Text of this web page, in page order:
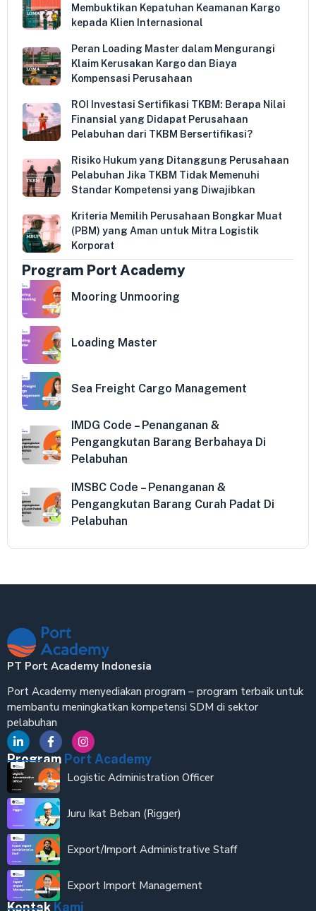
Membuktikan Kepatuhan Keamanan Kargo
kepada Klien Internasional
Peran Loading Master dalam Mengurangi
Klaim Kerusakan Kargo dan Biaya
Kompensasi Perusahaan
ROI Investasi Sertifikasi TKBM: Berapa Nilai
Finansial yang Didapat Perusahaan
Pelabuhan dari TKBM Bersertifikasi?
Risiko Hukum yang Ditanggung Perusahaan
Pelabuhan Jika TKBM Tidak Memenuhi
Standar Kompetensi yang Diwajibkan
Kriteria Memilih Perusahaan Bongkar Muat
(PBM) yang Aman untuk Mitra Logistik
Korporat
Program Port Academy
Mooring Unmooring
Loading Master
Sea Freight Cargo Management
IMDG Code – Penanganan &
Pengangkutan Barang Berbahaya Di
Pelabuhan
IMSBC Code – Penanganan &
Pengangkutan Barang Curah Padat Di
Pelabuhan
PT Port Academy Indonesia
Port Academy menyediakan program – program terbaik untuk
membantu meningkatkan kompetensi SDM di sektor
pelabuhan
Program Port Academy
Logistic Administration Officer
Juru Ikat Beban (Rigger)
Export/Import Administrative Staff
Export Import Management
Kontak Kami